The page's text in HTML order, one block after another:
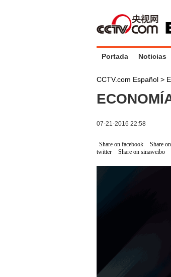
Portada Noticias
CCTV.com Español >
07-21-2016 22:58
Share on facebook Share
twitter
Share on sinaweibo